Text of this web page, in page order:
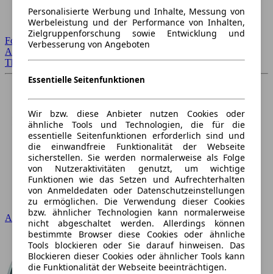
Forum Startseite
Alle Auto-Foren
Themen-Forum
Audi
Personalisierte Werbung und Inhalte, Messung von
Werbeleistung und der Performance von Inhalten,
Zielgruppenforschung sowie Entwicklung und
Verbesserung von Angeboten
Essentielle Seitenfunktionen
Wir bzw. diese Anbieter nutzen Cookies oder
ähnliche Tools und Technologien, die für die
essentielle Seitenfunktionen erforderlich sind und
die einwandfreie Funktionalität der Webseite
sicherstellen. Sie werden normalerweise als Folge
von Nutzeraktivitäten genutzt, um wichtige
Funktionen wie das Setzen und Aufrechterhalten
von Anmeldedaten oder Datenschutzeinstellungen
zu ermöglichen. Die Verwendung dieser Cookies
bzw. ähnlicher Technologien kann normalerweise
nicht abgeschaltet werden. Allerdings können
bestimmte Browser diese Cookies oder ähnliche
Tools blockieren oder Sie darauf hinweisen. Das
Blockieren dieser Cookies oder ähnlicher Tools kann
die Funktionalität der Webseite beeinträchtigen.